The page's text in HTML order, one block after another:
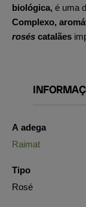
biológica, é uma
Complexo,
rosés catalães
A adega
Raimat
Tipo
Rosé